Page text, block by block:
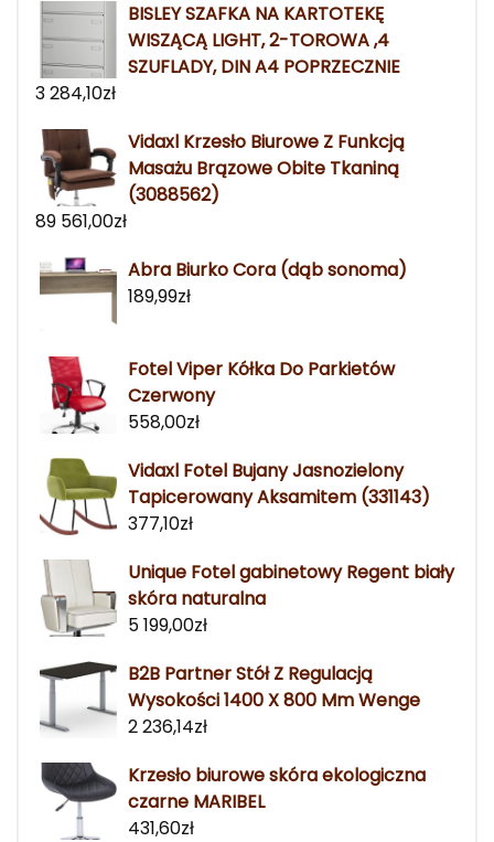
BISLEY SZAFKA NA KARTOTEKĘ
WISZĄCĄ LIGHT, 2-TOROWA ,4
SZUFLADY, DIN A4 POPRZECZNIE
3 284,10zł
Vidaxl Krzesło Biurowe Z Funkcją
Masażu Brązowe Obite Tkaniną
(3088562)
89 561,00zł
Abra Biurko Cora (dąb sonoma)
189,99zł
Fotel Viper Kółka Do Parkietów
Czerwony
558,00zł
Vidaxl Fotel Bujany Jasnozielony
Tapicerowany Aksamitem (331143)
377,10zł
Unique Fotel gabinetowy Regent biały
skóra naturalna
5 199,00zł
B2B Partner Stół Z Regulacją
Wysokości 1400 X 800 Mm Wenge
2 236,14zł
Krzesło biurowe skóra ekologiczna
czarne MARIBEL
431,60zł